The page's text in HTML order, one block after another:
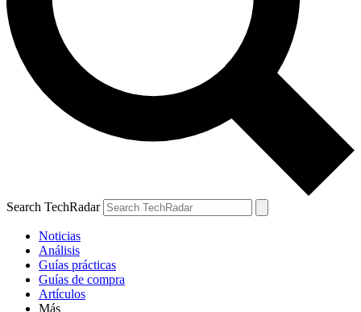
Search TechRadar
Noticias
Análisis
Guías prácticas
Guías de compra
Artículos
Más